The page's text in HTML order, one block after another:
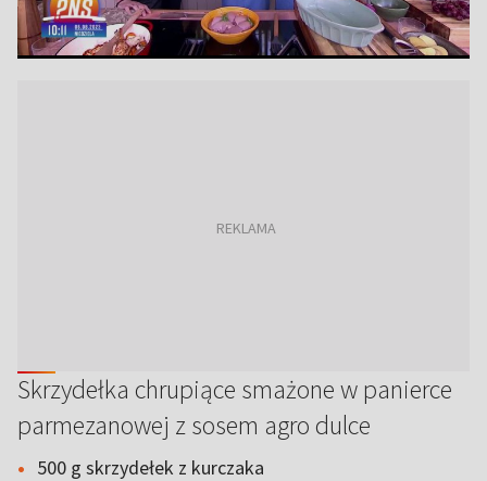
Skrzydełka chrupiące smażone w panierce
parmezanowej z sosem agro dulce
500 g skrzydełek z kurczaka